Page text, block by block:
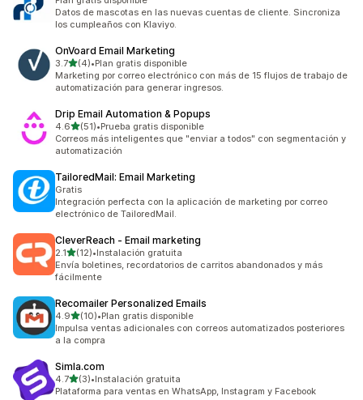
Datos de mascotas en las nuevas cuentas de cliente. Sincroniza
los cumpleaños con Klaviyo.
OnVoard Email Marketing
3.7de 5 estrellas
(4)
4 reseñas en total
•Plan gratis disponible
Marketing por correo electrónico con más de 15 flujos de trabajo de
automatización para generar ingresos.
Drip Email Automation & Popups
4.6de 5 estrellas
(51)
51 reseñas en total
•Prueba gratis disponible
Correos más inteligentes que "enviar a todos" con segmentación y
automatización
TailoredMail: Email Marketing
Gratis
Integración perfecta con la aplicación de marketing por correo
electrónico de TailoredMail.
CleverReach ‑ Email marketing
2.1de 5 estrellas
(12)
12 reseñas en total
•Instalación gratuita
Envía boletines, recordatorios de carritos abandonados y más
fácilmente
Recomailer Personalized Emails
4.9de 5 estrellas
(10)
10 reseñas en total
•Plan gratis disponible
Impulsa ventas adicionales con correos automatizados posteriores
a la compra
Simla.com
4.7de 5 estrellas
(3)
3 reseñas en total
•Instalación gratuita
Plataforma para ventas en WhatsApp, Instagram y Facebook